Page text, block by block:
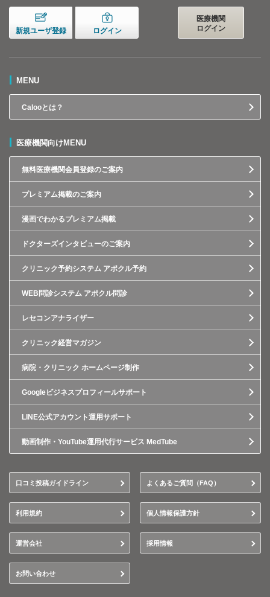
新規ユーザ登録 ログイン
医療機関
ログイン
MENU
Calooとは？
医療機関向けMENU
無料医療機関会員登録のご案内
プレミアム掲載のご案内
漫画でわかるプレミアム掲載
ドクターズインタビューのご案内
クリニック予約システム アポクル予約
WEB問診システム アポクル問診
レセコンアナライザー
クリニック経営マガジン
病院・クリニック ホームページ制作
Googleビジネスプロフィールサポート
LINE公式アカウント運用サポート
動画制作・YouTube運用代行サービス MedTube
口コミ投稿ガイドライン よくあるご質問（FAQ）
利用規約 個人情報保護方針
運営会社 採用情報
お問い合わせ